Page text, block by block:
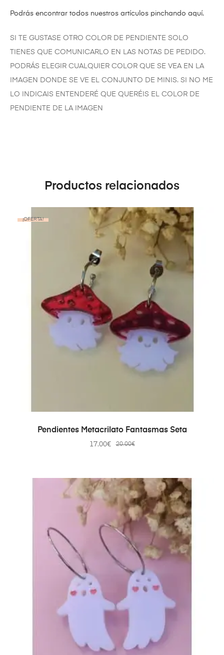
Podrás encontrar todos nuestros artículos pinchando aquí.
SI TE GUSTASE OTRO COLOR DE PENDIENTE SOLO
TIENES QUE COMUNICARLO EN LAS NOTAS DE PEDIDO.
PODRÁS ELEGIR CUALQUIER COLOR QUE SE VEA EN LA
IMAGEN DONDE SE VE EL CONJUNTO DE MINIS. SI NO ME
LO INDICAIS ENTENDERÉ QUE QUERÉIS EL COLOR DE
PENDIENTE DE LA IMAGEN
Productos relacionados
¡OFERTA!
AÑADIR AL CARRITO
Pendientes Metacrilato Fantasmas Seta
20.00€
17.00€